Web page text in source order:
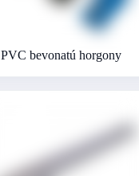
PVC bevonatú horgony